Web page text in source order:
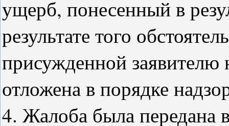
ущерб, понесенный в
результате того
присужденной
отложена в порядке
4. Жалоба была передана